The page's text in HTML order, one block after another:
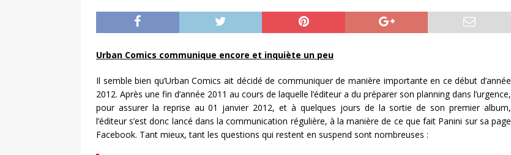
Urban Comics communique encore et inquiète un peu
Il semble bien qu’Urban Comics ait décidé de communiquer de manière importante en ce début d’année
2012. Après une fin d’année 2011 au cours de laquelle l’éditeur a du préparer son planning dans l’urgence,
pour assurer la reprise au 01 janvier 2012, et à quelques jours de la sortie de son premier album,
l’éditeur s’est donc lancé dans la communication régulière, à la manière de ce que fait Panini sur sa page
Facebook. Tant mieux, tant les questions qui restent en suspend sont nombreuses :